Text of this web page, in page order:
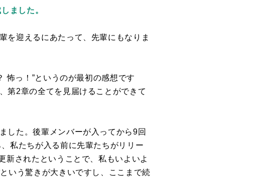
ました。
を迎えるにあたって、先輩にもなりま
怖っ！”というのが最初の感想です
第2章の全てを見届けることができて
した。後輩メンバーが入ってから9回
私たちが入る前に先輩たちがリリー
新されたということで、私もいよいよ
いう驚きが大きいですし、ここまで続